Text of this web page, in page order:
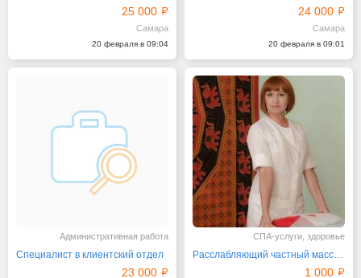
25 000
Самара
20 февраля в 09:04
24 000
Самара
20 февраля в 09:01
Административная работа
Специалист в клиентский отдел
23 000
СПА-услуги, здоровье
Расслабляющий частный массаж для восстановления сил
1 000